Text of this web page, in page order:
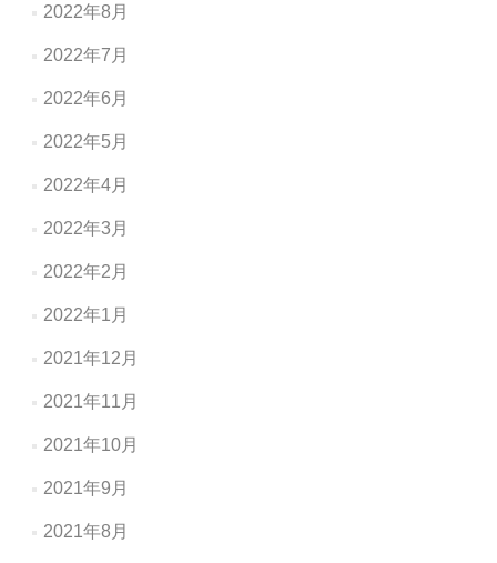
2022年8月
2022年7月
2022年6月
2022年5月
2022年4月
2022年3月
2022年2月
2022年1月
2021年12月
2021年11月
2021年10月
2021年9月
2021年8月